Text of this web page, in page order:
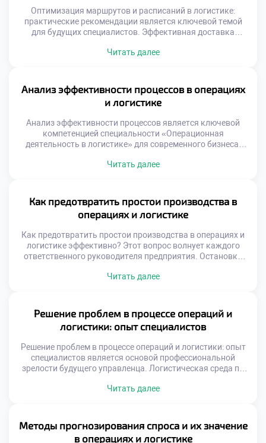
измеряется гибкостью […]
Оптимизация маршрутов и расписаний в логистике:
практические рекомендации является ключевой темой
для будущих специалистов. Эффективная доставка
Грамотное планирование путей снижает затраты
остается лишь набором формул. Логистическая отрасль
требует точности и системного подхода. Ошибки в
маршрутизации стоят предприятиям огромных […]
Читать далее
Анализ эффективности процессов в операциях
и логистике
Анализ эффективности процессов является ключевой
компетенцией специальности «Операционная
деятельность в логистике» для современного бизнеса.
выявить скрытые резервы роста компании. Грамотная
системы представляют собой сложные механизмы с
множеством переменных факторов. Поверхностный
взгляд не позволяет увидеть истинные причины низкой
Читать далее
Как предотвратить простои производства в
операциях и логистике
Как предотвратить простои производства в операциях и
логистике эффективно? Этот вопрос волнует каждого
ответственного руководителя предприятия. Остановки
бизнесу. Нарушение ритма поставок разрушает доверие
Выпускники должны уметь обеспечивать
бесперебойность всех процессов. Навык предотвращения
сбоев ценится работодателями чрезвычайно высоко.
Профессионализм измеряется именно отсутствием […]
Читать далее
Решение проблем в процессе операций и
логистики: опыт специалистов
Решение проблем в процессе операций и логистики: опыт
специалистов является основой профессиональной
зрелости будущего управленца. Логистическая среда по
цепочках поставок происходят регулярно независимо от
должны осознавать, что проблемы являются частью
работы. Теоретические знания создают базу для
Читать далее
Методы прогнозирования спроса и их значение
в операциях и логистике